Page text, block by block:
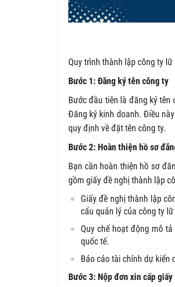
Quy trình thành lập công ty
Bước 1: Đăng ký tên công ty
Bước đầu tiên là đăng ký tên
Đăng ký kinh doanh. Điều
quy định về đặt tên công ty.
Bước 2: Hoàn thiện hồ sơ
Bạn cần hoàn thiện hồ sơ
gồm giấy đề nghị thành lập
Giấy đề nghị thành lập
cấu quản lý của công ty
Quy chế hoạt động mô
quốc tế.
Báo cáo tài chính dự kiến
Bước 3: Nộp đơn xin cấp